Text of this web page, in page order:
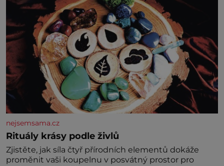
nejsemsama.cz
Rituály krásy podle živlů
Zjistěte, jak síla čtyř přírodních elementů dokáže
proměnit vaši koupelnu v posvátný prostor pro